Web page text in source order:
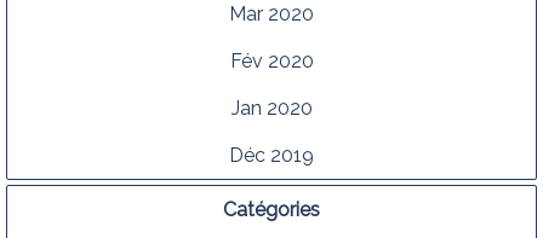
Mar 2020
Fév 2020
Jan 2020
Déc 2019
Catégories